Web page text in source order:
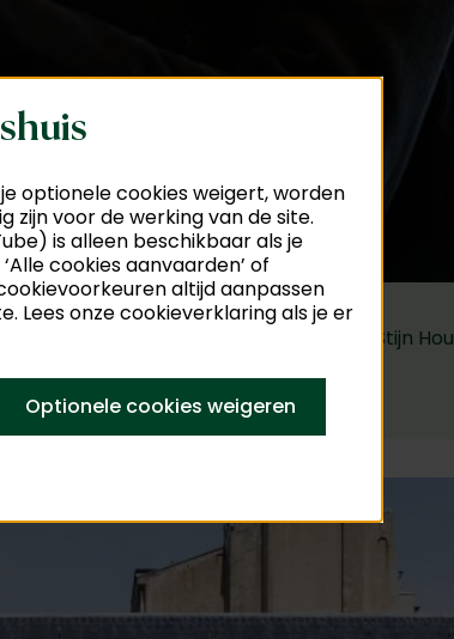
(publiekswerking Rubenshuis), Stijn
en Clara Luckx (das Kunst).
optionele cookies weigert, worden
zijn voor de werking van de site.
is alleen beschikbaar als je
cookies aanvaarden’ of
altijd aanpassen
Lees onze cookieverklaring als je er
Optionele cookies weigeren